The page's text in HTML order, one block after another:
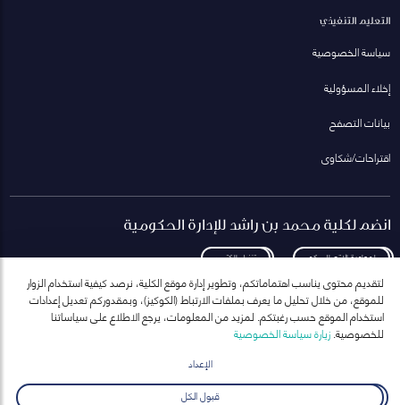
التعليم التنفيذي
سياسة الخصوصية
إخلاء المسؤولية
بيانات التصفح
اقتراحات/شكاوى
انضم لكلية محمد بن راشد للإدارة الحكومية
لمعاودة الاتصال بكم تنزيل الكتيب
انضم إلى قائمة مراسلاتنا
ارسال
لتقديم محتوى يناسب اهتماماتكم، وتطوير إدارة موقع الكلية، نرصد كيفية استخدام الزوار
للموقع، من خلال تحليل ما يعرف بملفات الارتباط (الكوكيز)، وبمقدوركم تعديل إعدادات
استخدام الموقع حسب رغبتكم. لمزيد من المعلومات، يرجع الاطلاع على سياساتنا
للخصوصية.زيارة سياسة الخصوصية
الإعداد
قبول الكل